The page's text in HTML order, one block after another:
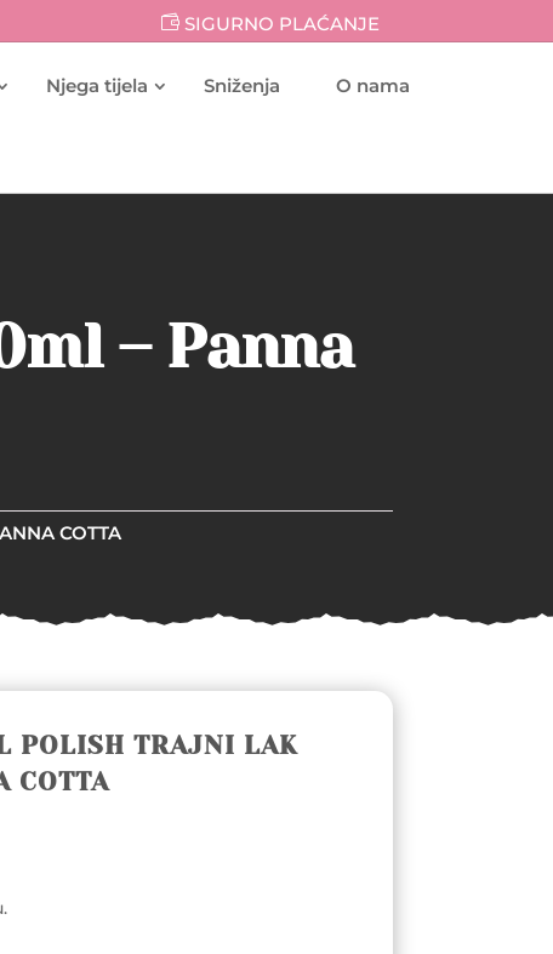
SIGURNO PLAĆANJE
Njega tijela Sniženja O nama
– Panna
COTTA
POLISH TRAJNI LAK
COTTA